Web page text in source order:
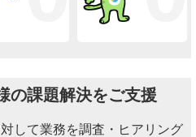
の課題解決をご支援
して業務を調査・ヒアリング